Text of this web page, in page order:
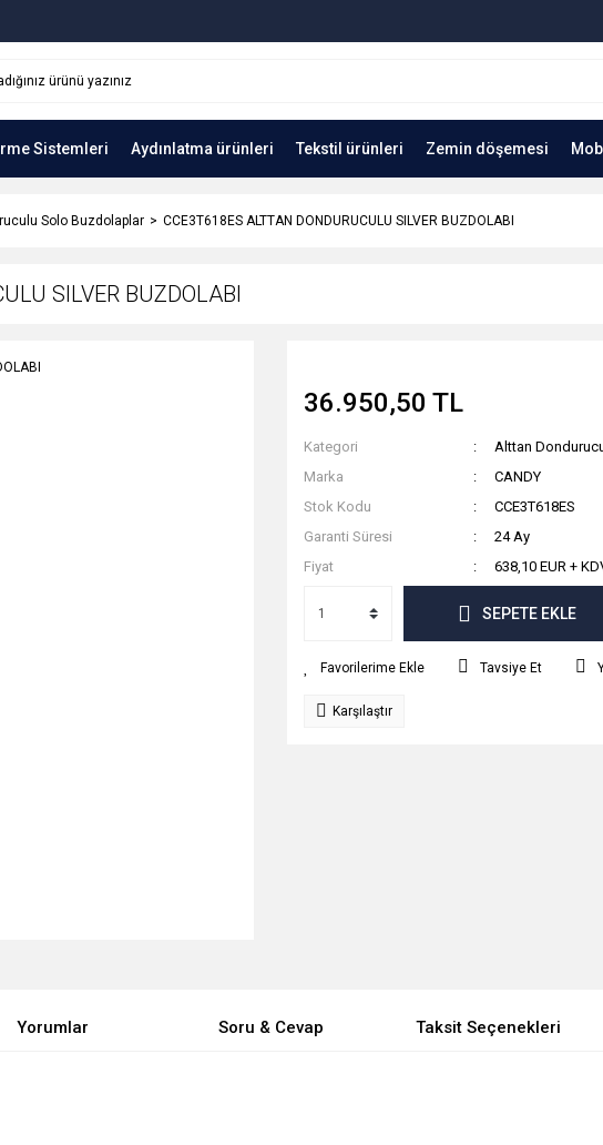
Sistemleri Aydınlatma ürünleri Tekstil ürünleri Zemin döşemesi
Solo Buzdolaplar CCE3T618ES ALTTAN DONDURUCULU SILVER BUZDOLABI
SILVER BUZDOLABI
36.950,50 TL
Kategori
Alttan
Marka
CANDY
Stok Kodu
CCE3T618ES
Garanti Süresi
24 Ay
Fiyat
638,10 EUR +
SEPETE EKLE
Tavsiye Et
Karşılaştır
Yorumlar Soru & Cevap Taksit Seçenekleri